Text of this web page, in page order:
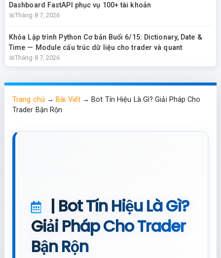
Dashboard FastAPI phục vụ 100+ tài khoản
Tháng 8 7, 2026
Khóa Lập trình Python Cơ bản Buổi 6/15: Dictionary, Date &
Time — Module cấu trúc dữ liệu cho trader và quant
Tháng 8 7, 2026
Trang chủ →Bài Viết→Bot Tín Hiệu Là Gì? Giải Pháp Cho
Trader Bận Rộn
| Bot Tín Hiệu Là Gì?
Giải Pháp Cho Trader
Bận Rộn